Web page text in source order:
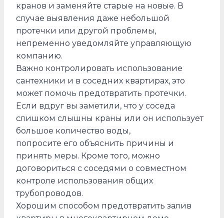
кранов и заменяйте старые на новые. В
случае выявления даже небольшой
протечки или другой проблемы,
непременно уведомляйте управляющую
компанию.
Важно контролировать использование
сантехники и в соседних квартирах, это
может помочь предотвратить протечки.
Если вдруг вы заметили, что у соседа
слишком слышны краны или он использует
большое количество воды,
попросите его объяснить причины и
принять меры. Кроме того, можно
договориться с соседями о совместном
контроле использования общих
трубопроводов.
Хорошим способом предотвратить залив